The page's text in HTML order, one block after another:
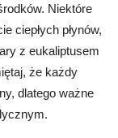
Niektóre
ciepłych płynów,
z eukaliptusem
że każdy
dlatego ważne